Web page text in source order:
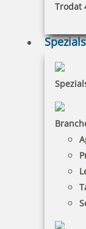
Trodat
Jetzt gestalten
Colop